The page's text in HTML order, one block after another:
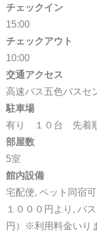
チェックイン
15:00
チェックアウト
10:00
交通アクセス
高速バス五色バスセ
駐車場
有り １０台 先着
部屋数
5室
館内設備
宅配便, ペット同宿
１０００円より, バ
円）※利用料金いり